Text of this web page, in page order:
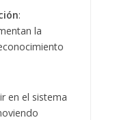
:
la
en el sistema